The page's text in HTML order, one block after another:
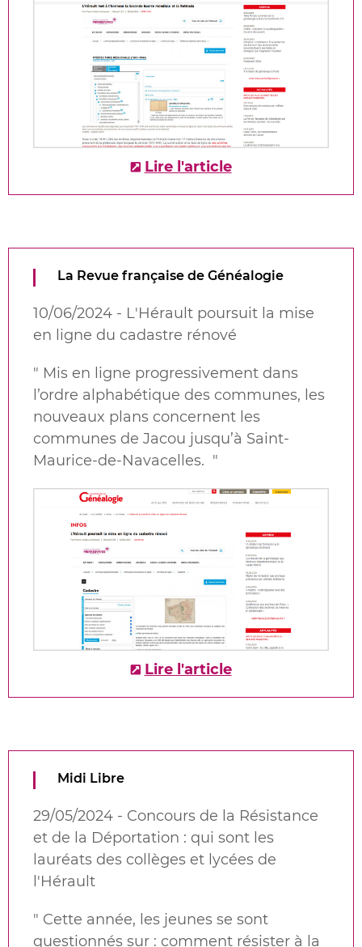
Lire l'article
La Revue française de Généalogie
10/06/2024 - L'Hérault poursuit la mise
en ligne du cadastre rénové
" Mis en ligne progressivement dans
l’ordre alphabétique des communes, les
nouveaux plans concernent les
communes de Jacou jusqu’à Saint-
Maurice-de-Navacelles. "
Lire l'article
Midi Libre
29/05/2024 - Concours de la Résistance
et de la Déportation : qui sont les
lauréats des collèges et lycées de
l'Hérault
" Cette année, les jeunes se sont
questionnés sur : comment résister à la